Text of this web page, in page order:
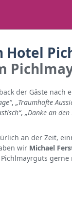
Hotel
der Gäste nach
, „Traumhafte
, „Danke an
an der Zeit,
wir Michael